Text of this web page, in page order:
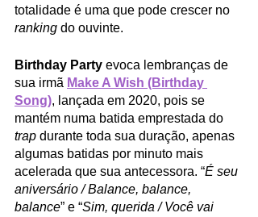
totalidade é uma que pode crescer no
ranking do ouvinte.
Birthday Party evoca lembranças de
sua irmã Make A Wish (Birthday
Song), lançada em 2020, pois se
mantém numa batida emprestada do
trap durante toda sua duração, apenas
algumas batidas por minuto mais
acelerada que sua antecessora. “É seu
aniversário / Balance, balance,
balance” e “Sim, querida / Você vai